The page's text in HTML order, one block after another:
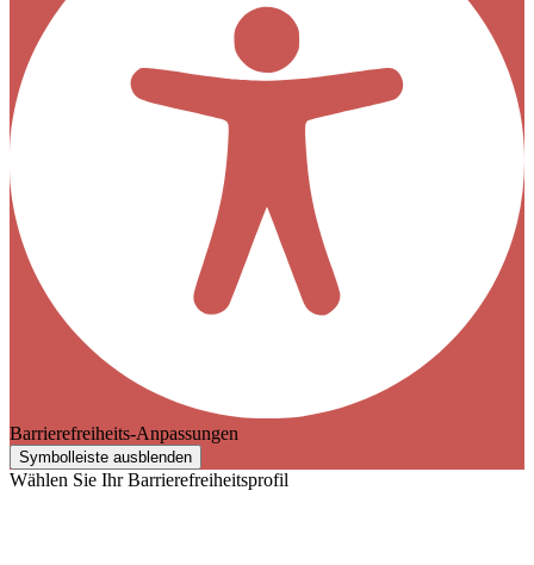
Barrierefreiheits-Anpassungen
Symbolleiste ausblenden
Wählen Sie Ihr Barrierefreiheitsprofil